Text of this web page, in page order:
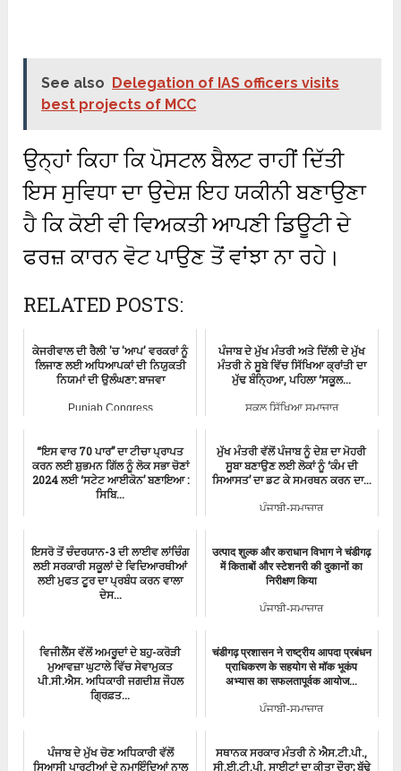
See also Delegation of IAS officers visits
best projects of MCC
ਉਨ੍ਹਾਂ ਕਿਹਾ ਕਿ ਪੋਸਟਲ ਬੈਲਟ ਰਾਹੀਂ ਦਿੱਤੀ
ਇਸ ਸੁਵਿਧਾ ਦਾ ਉਦੇਸ਼ ਇਹ ਯਕੀਨੀ ਬਣਾਉਣਾ
ਹੈ ਕਿ ਕੋਈ ਵੀ ਵਿਅਕਤੀ ਆਪਣੀ ਡਿਊਟੀ ਦੇ
ਫਰਜ਼ ਕਾਰਨ ਵੋਟ ਪਾਉਣ ਤੋਂ ਵਾਂਝਾ ਨਾ ਰਹੇ।
RELATED POSTS:
ਕੇਜਰੀਵਾਲ ਦੀ ਰੈਲੀ 'ਚ 'ਆਪ' ਵਰਕਰਾਂ ਨੂੰ
ਲਿਜਾਣ ਲਈ ਅਧਿਆਪਕਾਂ ਦੀ ਨਿਯੁਕਤੀ
ਨਿਯਮਾਂ ਦੀ ਉਲੰਘਣਾ: ਬਾਜਵਾ
Punjab Congress
ਪੰਜਾਬ ਦੇ ਮੁੱਖ ਮੰਤਰੀ ਅਤੇ ਦਿੱਲੀ ਦੇ ਮੁੱਖ
ਮੰਤਰੀ ਨੇ ਸੂਬੇ ਵਿੱਚ ਸਿੱਖਿਆ ਕ੍ਰਾਂਤੀ ਦਾ
ਮੁੱਢ ਬੰਨ੍ਹਿਆ, ਪਹਿਲਾ ‘ਸਕੂਲ...
ਸਕੂਲ ਸਿੱਖਿਆ ਸਮਾਚਾਰ
“ਇਸ ਵਾਰ 70 ਪਾਰ” ਦਾ ਟੀਚਾ ਪ੍ਰਾਪਤ
ਕਰਨ ਲਈ ਸ਼ੁਭਮਨ ਗਿੱਲ ਨੂੰ ਲੋਕ ਸਭਾ ਚੋਣਾਂ
2024 ਲਈ ‘ਸਟੇਟ ਆਈਕੋਨ’ ਬਣਾਇਆ :
ਸਿਬਿ...
ਮੁੱਖ ਮੰਤਰੀ ਵੱਲੋਂ ਪੰਜਾਬ ਨੂੰ ਦੇਸ਼ ਦਾ ਮੋਹਰੀ
ਸੂਬਾ ਬਣਾਉਣ ਲਈ ਲੋਕਾਂ ਨੂੰ ‘ਕੰਮ ਦੀ
ਸਿਆਸਤ’ ਦਾ ਡਟ ਕੇ ਸਮਰਥਨ ਕਰਨ ਦਾ...
ਪੰਜਾਬੀ-ਸਮਾਚਾਰ
ਇਸਰੋ ਤੋਂ ਚੰਦਰਯਾਨ-3 ਦੀ ਲਾਈਵ ਲਾਂਚਿੰਗ
ਲਈ ਸਰਕਾਰੀ ਸਕੂਲਾਂ ਦੇ ਵਿਦਿਆਰਥੀਆਂ
ਲਈ ਮੁਫਤ ਟੂਰ ਦਾ ਪ੍ਰਬੰਧ ਕਰਨ ਵਾਲਾ
ਦੇਸ...
उत्पाद शुल्क और कराधान विभाग ने चंडीगढ़
में किताबों और स्टेशनरी की दुकानों का
निरीक्षण किया
ਪੰਜਾਬੀ-ਸਮਾਚਾਰ
ਵਿਜੀਲੈਂਸ ਵੱਲੋਂ ਅਮਰੂਦਾਂ ਦੇ ਬਹੁ-ਕਰੋੜੀ
ਮੁਆਵਜ਼ਾ ਘੁਟਾਲੇ ਵਿੱਚ ਸੇਵਾਮੁਕਤ
ਪੀ.ਸੀ.ਐਸ. ਅਧਿਕਾਰੀ ਜਗਦੀਸ਼ ਜੌਹਲ
ਗ੍ਰਿਫ਼ਤ...
चंडीगढ़ प्रशासन ने राष्ट्रीय आपदा प्रबंधन
प्राधिकरण के सहयोग से मॉक भूकंप
अभ्यास का सफलतापूर्वक आयोज...
ਪੰਜਾਬੀ-ਸਮਾਚਾਰ
ਪੰਜਾਬ ਦੇ ਮੁੱਖ ਚੋਣ ਅਧਿਕਾਰੀ ਵੱਲੋਂ
ਸਿਆਸੀ ਪਾਰਟੀਆਂ ਦੇ ਨੁਮਾਇੰਦਿਆਂ ਨਾਲ
ਸਥਾਨਕ ਸਰਕਾਰ ਮੰਤਰੀ ਨੇ ਐਸ.ਟੀ.ਪੀ.,
ਸੀ.ਈ.ਟੀ.ਪੀ. ਸਾਈਟਾਂ ਦਾ ਕੀਤਾ ਦੌਰਾ; ਬੁੱਢੇ